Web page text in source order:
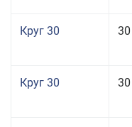
Круг 30 30
Круг 30 30